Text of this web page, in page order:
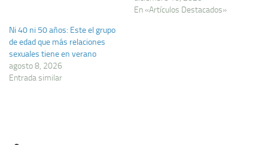
En «Artículos Destacados»
Ni 40 ni 50 años: Este el grupo
de edad que más relaciones
sexuales tiene en verano
agosto 8, 2026
Entrada similar